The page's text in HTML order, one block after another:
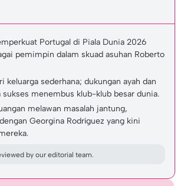
Portugal di Piala Dunia 2026
pemimpin dalam skuad asuhan Roberto
keluarga sederhana; dukungan ayah dan
menembus klub-klub besar dunia.
melawan masalah jantung,
Georgina Rodríguez yang kini
by our editorial team.